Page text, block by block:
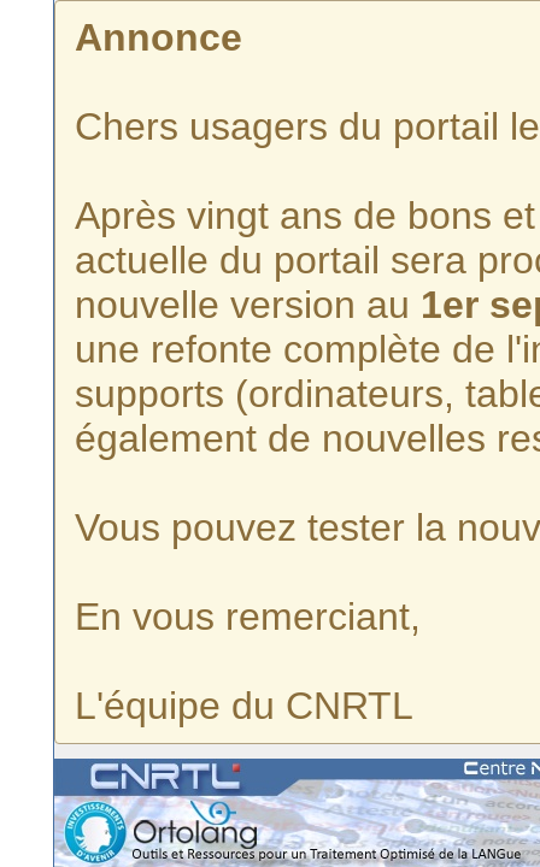
Annonce
Chers usagers du portail
Après vingt ans de bons
actuelle du portail sera
nouvelle version au 1er
une refonte complète de
supports (ordinateurs,
également de nouvelles
Vous pouvez tester la
En vous remerciant,
L'équipe du CNRTL